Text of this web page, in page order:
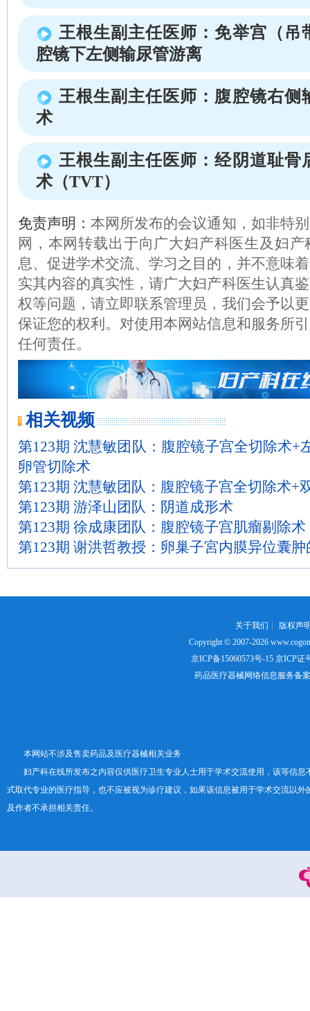
王根生副主任医师：免举宫（吊
腔镜下左侧输尿管游离
王根生副主任医师：腹腔镜右侧
术
王根生副主任医师：经阴道耻骨
术（TVT）
免责声明：本网所发布的会议通知，如非特
网，本网转载出于向广大妇产科医生及妇
息、促进学术交流、学习之目的，并不意味
实其内容的真实性，请广大妇产科医生认真
权等问题，请立即联系管理员，我们会予以
保证您的权利。对使用本网站信息和服务所
任何责任。
相关视频
第123期 沈慧敏团队：腹腔镜子宫全切除术+
卵管切除术
第123期 沈慧敏团队：腹腔镜子宫全切除术+
第123期 游泽山团队：阴道成形术
第123期 徐成康团队：腹腔镜子宫肌瘤剔除术
第123期 谢洪哲教授：卵巢子宮内膜异位囊
关于我们 ┊ 版权声
Copyright © 2007-2026
京ICP备15060573号-15京ICP证
药品医疗器械网络信息服务备
本网站不涉及售卖药品及医疗器械相关业务
妇产科在线所发布之内容仅供医疗卫生专业人士用于学术交流使用，该等信息
式取代专业的医疗指导，也不应被视为诊疗建议，如果该信息被用于学术交流以外
及作者不承担相关责任。